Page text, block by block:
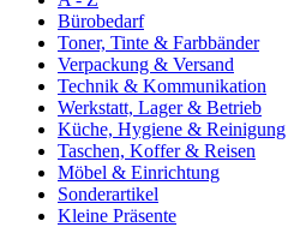
Bürobedarf
Toner, Tinte & Farbbänder
Verpackung & Versand
Technik & Kommunikation
Werkstatt, Lager & Betrieb
Küche, Hygiene & Reinigung
Taschen, Koffer & Reisen
Möbel & Einrichtung
Sonderartikel
Kleine Präsente